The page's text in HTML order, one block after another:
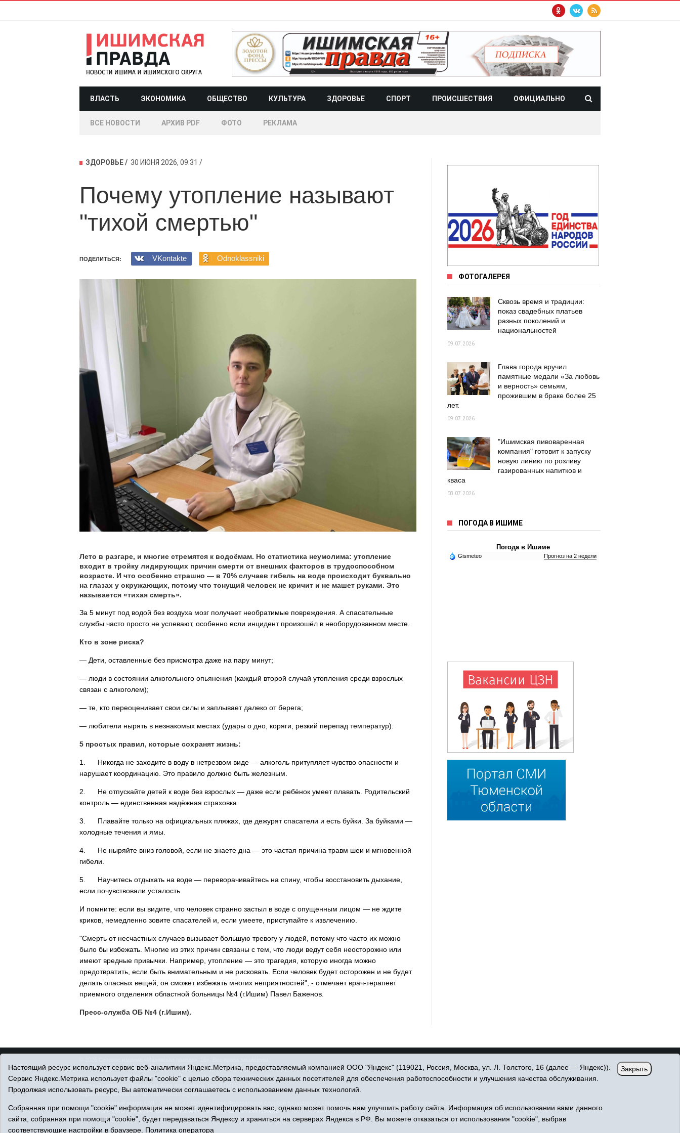
ВЛАСТЬ ЭКОНОМИКА ОБЩЕСТВО КУЛЬТУРА ЗДОРОВЬЕ СПОРТ ПРОИСШЕСТВИЯ ОФИЦИАЛЬНО
ВСЕ НОВОСТИ АРХИВ PDF ФОТО РЕКЛАМА
ЗДОРОВЬЕ 30 ИЮНЯ 2026, 09:31
Почему утопление называют
"тихой смертью"
ПОДЕЛИТЬСЯ: VKontakte Odnoklassniki
Лето в разгаре, и многие стремятся к водоёмам. Но статистика неумолима: утопление
входит в тройку лидирующих причин смерти от внешних факторов в трудоспособном
возрасте. И что особенно страшно — в 70% случаев гибель на воде происходит буквально
на глазах у окружающих, потому что тонущий человек не кричит и не машет руками. Это
называется «тихая смерть».
За 5 минут под водой без воздуха мозг получает необратимые повреждения. А спасательные
службы часто просто не успевают, особенно если инцидент произошёл в необорудованном месте.
Кто в зоне риска?
— Дети, оставленные без присмотра даже на пару минут;
— люди в состоянии алкогольного опьянения (каждый второй случай утопления среди взрослых
связан с алкоголем);
— те, кто переоценивает свои силы и заплывает далеко от берега;
— любители нырять в незнакомых местах (удары о дно, коряги, резкий перепад температур).
5 простых правил, которые сохранят жизнь:
1. Никогда не заходите в воду в нетрезвом виде — алкоголь притупляет чувство опасности и
нарушает координацию. Это правило должно быть железным.
2. Не отпускайте детей к воде без взрослых — даже если ребёнок умеет плавать. Родительский
контроль — единственная надёжная страховка.
3. Плавайте только на официальных пляжах, где дежурят спасатели и есть буйки. За буйками —
холодные течения и ямы.
4. Не ныряйте вниз головой, если не знаете дна — это частая причина травм шеи и мгновенной
гибели.
5. Научитесь отдыхать на воде — переворачивайтесь на спину, чтобы восстановить дыхание,
если почувствовали усталость.
И помните: если вы видите, что человек странно застыл в воде с опущенным лицом — не ждите
криков, немедленно зовите спасателей и, если умеете, приступайте к извлечению.
"Смерть от несчастных случаев вызывает большую тревогу у людей, потому что часто их можно
было бы избежать. Многие из этих причин связаны с тем, что люди ведут себя неосторожно или
имеют вредные привычки. Например, утопление — это трагедия, которую иногда можно
предотвратить, если быть внимательным и не рисковать. Если человек будет осторожен и не будет
делать опасных вещей, он сможет избежать многих неприятностей", - отмечает врач-терапевт
приемного отделения областной больницы №4 (г.Ишим) Павел Баженов.
Пресс-служба ОБ №4 (г.Ишим).
ФОТОГАЛЕРЕЯ
Сквозь время и традиции:
показ свадебных платьев
разных поколений и
национальностей
09.07.2026
Глава города вручил
памятные медали «За любовь
и верность» семьям,
прожившим в браке более 25
лет.
09.07.2026
"Ишимская пивоваренная
компания" готовит к запуску
новую линию по розливу
газированных напитков и
кваса
08.07.2026
ПОГОДА В ИШИМЕ
Погода в Ишиме
Gismeteo Прогноз на 2 недели
© При использовании материалов ссылка обязательна.
Адрес редакции: 627750 Тюменская область, г. Ишим, ул. Пономарёва, 39.
Адрес электронной почты:
Учредитель: АНО «Информационно-издательский центр «Ишимская правда».
Политика оператора
Настоящий ресурс использует сервис веб-аналитики Яндекс.Метрика, предоставляемый компанией ООО "Яндекс" (119021, Россия, Москва, ул. Л. Толстого, 16 (далее — Яндекс)).
Сервис Яндекс.Метрика использует файлы "cookie" с целью сбора технических данных посетителей для обеспечения работоспособности и улучшения качества обслуживания.
Продолжая использовать ресурс, Вы автоматически соглашаетесь с использованием данных технологий.
Собранная при помощи "cookie" информация не может идентифицировать вас, однако может помочь нам улучшить работу сайта. Информация об использовании вами данного
сайта, собранная при помощи "cookie", будет передаваться Яндексу и храниться на серверах Яндекса в РФ. Вы можете отказаться от использования "cookie", выбрав
соответствующие настройки в браузере. Политика оператора
Закрыть